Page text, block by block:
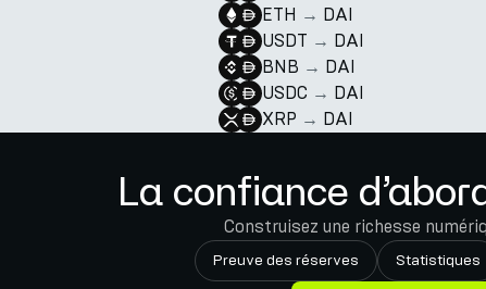
ETH → DAI
USDT → DAI
BNB → DAI
USDC → DAI
XRP → DAI
La confiance
Construisez une richesse
Preuve des réserves Statistiques